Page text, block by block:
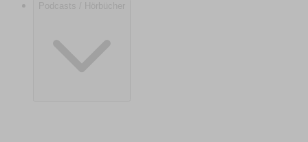
Podcasts / Hörbücher